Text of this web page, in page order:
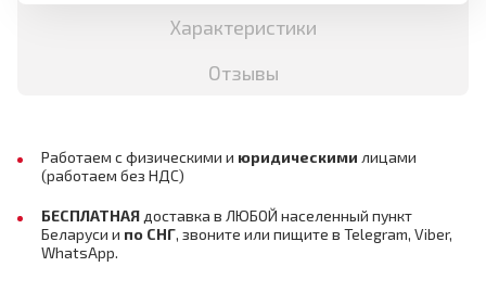
Характеристики
Отзывы
Работаем с физическими и юридическими лицами
(работаем без НДС)
БЕСПЛАТНАЯ доставка в ЛЮБОЙ населенный пункт
Беларуси и по СНГ, звоните или пищите в Telegram, Viber,
WhatsApp.